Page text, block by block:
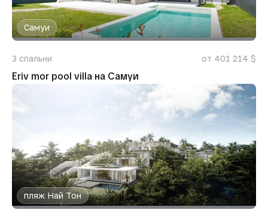
Самуи
3 спальни от 401 214 $
Eriv mor pool villa на Самуи
пляж Най Тон